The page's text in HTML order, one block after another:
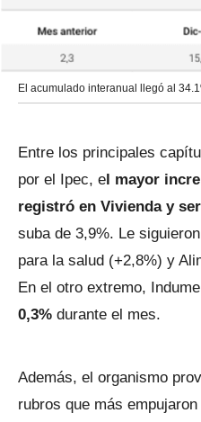
El acumulado interanual llegó al
Entre los principales
por el Ipec, el mayor
registró en Vivienda y
suba de 3,9%. Le
para la salud (+2,8%) y
En el otro extremo,
0,3% durante el mes.
Además, el organismo
rubros que más